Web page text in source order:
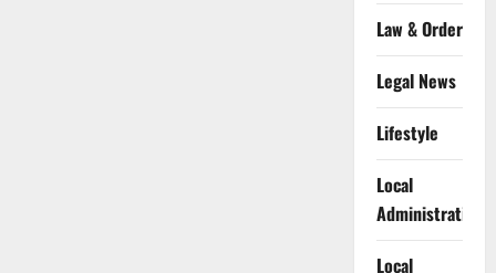
Law & Order
Legal News
Lifestyle
Local
Administration
Local